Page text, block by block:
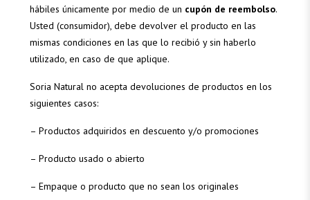
hábiles únicamente por medio de un cupón de reembolso.
Usted (consumidor), debe devolver el producto en las
mismas condiciones en las que lo recibió y sin haberlo
utilizado, en caso de que aplique.
Soria Natural no acepta devoluciones de productos en los
siguientes casos:
– Productos adquiridos en descuento y/o promociones
– Producto usado o abierto
– Empaque o producto que no sean los originales